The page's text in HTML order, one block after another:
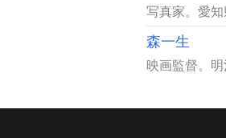
写真家。愛
森一生
映画監督。